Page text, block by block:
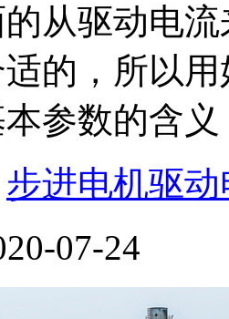
从驱动电
的，所以
参数的含义
步进电机驱动
07-24